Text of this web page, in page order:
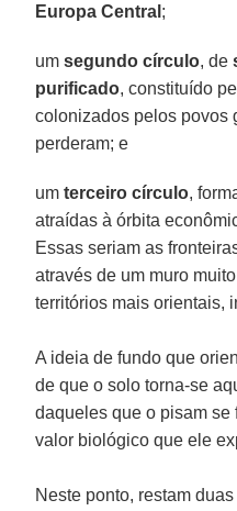
Europa Central ;
umsegundo círculo, de
purificado, constituído
colonizados pelos povos
perderam; e
umterceiro círculo,
atraídas à órbita
Essas seriam as
através de um muro
territórios mais orientais,
A ideia de fundo que
de que o solo torna-se
daqueles que o pisam se
valor biológico que ele
Neste ponto, restam